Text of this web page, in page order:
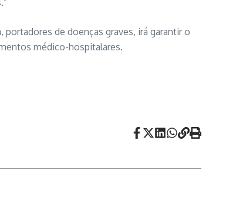
de doenças graves, irá garantir o
médico-hospitalares.